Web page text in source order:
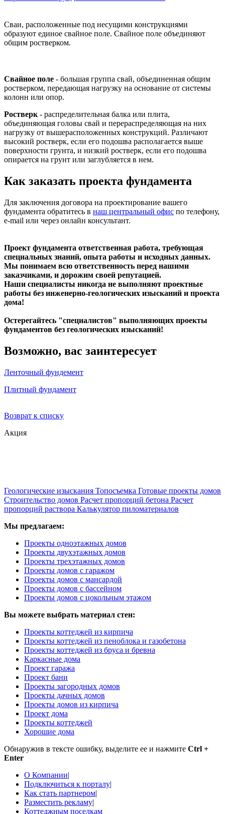
Сваи, расположенные под несущими конструкциями
образуют единое свайное поле. Свайное поле объединяют
общим ростверком.
Свайное поле - большая группа свай, объединенная общим
ростверком, передающая нагрузку на основание от системы
колонн или опор.
Ростверк - распределительная балка или плита,
объединяющая головы свай и перераспределяющая на них
нагрузку от вышерасположенных конструкций. Различают
высокий ростверк, если его подошва располагается выше
поверхности грунта, и низкий ростверк, если его подошва
опирается на грунт или заглубляется в нем.
Как заказать проекта фундамента
Для заключения договора на проектирование вашего
фундамента обратитесь в наш центральный офис по телефону,
e-mail или через онлайн консультант.
Проект фундамента ответственная работа, требующая
специальных знаний, опыта работы и исходных данных.
Мы понимаем всю ответственность перед нашими
заказчиками, и дорожим своей репутацией.
Наши специалисты никогда не выполняют проектные
работы без инженерно-геологических изысканий и проекта
дома!
Остерегайтесь "специалистов" выполняющих проекты
фундаментов без геологических изысканий!
Возможно, вас заинтересует
Ленточный фундемент
Плитный фундамент
Возврат к списку
Акция
Геологические изыскания Топосъемка Готовые проекты домов
Строительство домов Расчет пропорций бетона Расчет
пропорций раствора Калькулятор пиломатериалов
Мы предлагаем:
Проекты одноэтажных домов
Проекты двухэтажных домов
Проекты трехэтажных домов
Проекты домов с гаражом
Проекты домов с мансардой
Проекты домов с бассейном
Проекты домов с цокольным этажом
Вы можете выбрать материал стен:
Проекты коттеджей из кирпича
Проекты коттеджей из пеноблока и газобетона
Проекты коттеджей из бруса и бревна
Каркасные дома
Проект гаража
Проект бани
Проекты загородных домов
Проекты дачных домов
Проекты домов из кирпича
Проект дома
Проекты коттеджей
Хорошие дома
Обнаружив в тексте ошибку, выделите ее и нажмите Ctrl +
Enter
О Компании|
Подключиться к порталу|
Как стать партнером|
Разместить рекламу|
Коттеджным поселкам